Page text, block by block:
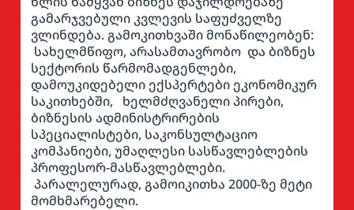
გამარჯვებული კვლევის საფუძველზე
ვლინდება. გამოკითხვაში მონაწილეობენ:
სახელმწიფო, არასამთავრობო და ბიზნეს
სექტორის წარმომადგენლები,
დამოუკიდებელი ექსპერტები ეკონომიკურ
საკითხებში, ხელმძღვანელი პირები,
ბიზნესის ადმინისტრირების
სპეციალისტები, საკონსულტაციო
კომპანიები, უმაღლესი სასწავლებლების
პროფესორ-მასწავლებლები.
პარალელურად, გამოიკითხა 2000-ზე მეტი
მომხმარებელი.